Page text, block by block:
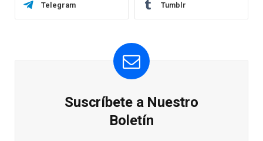
Telegram Tumblr
Suscríbete a Nuestro
Boletín